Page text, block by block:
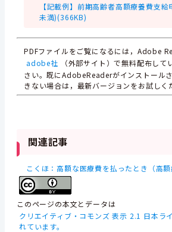
【記載例】前期高齢者高額療養費支
未満)(366KB)
PDFファイルをご覧になるには，Adobe
adobe社
（外部サイト）で無料配布し
さい。既にAdobeReaderがインストール
きない場合は，最新バージョンをお試しく
関連記事
こくほ：高額な医療費を払ったとき（高額
このページの本文とデータは
クリエイティブ・コモンズ 表示 2.1 日本ラ
れています。